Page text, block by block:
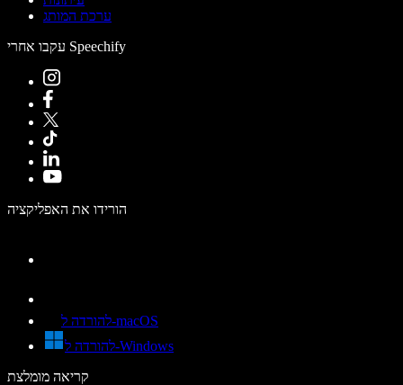
ערכת המותג
עקבו אחרי Speechify
הורידו את האפליקציה
להורדה ל-macOS
להורדה ל-Windows
קריאה מומלצת